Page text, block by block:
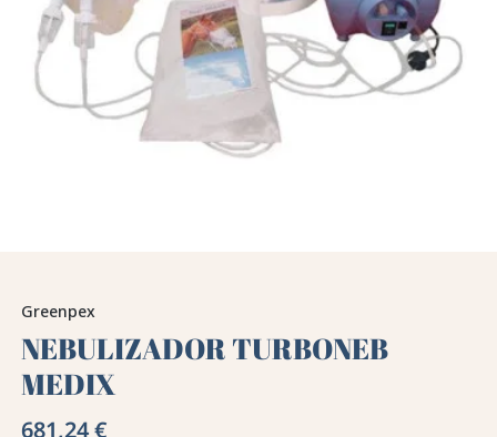
Greenpex
NEBULIZADOR TURBONEB
MEDIX
681,24 €